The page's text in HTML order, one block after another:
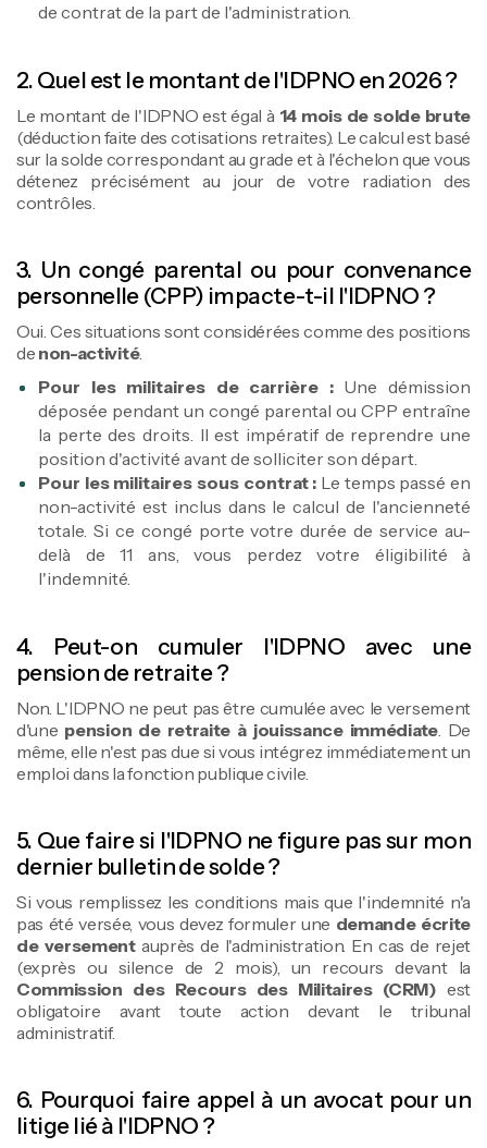
de contrat de la part de l'administration.
2. Quel est le montant de l'IDPNO en 2026 ?
Le montant de l'IDPNO est égal à 14 mois de solde brute
(déduction faite des cotisations retraites). Le calcul est basé
sur la solde correspondant au grade et à l'échelon que vous
détenez précisément au jour de votre radiation des
contrôles.
3. Un congé parental ou pour convenance
personnelle (CPP) impacte-t-il l'IDPNO ?
Oui. Ces situations sont considérées comme des positions
de non-activité.
Pour les militaires de carrière :Une démission
déposée pendant un congé parental ou CPP entraîne
la perte des droits. Il est impératif de reprendre une
position d'activité avant de solliciter son départ.
Pour les militaires sous contrat : Le temps passé en
non-activité est inclus dans le calcul de l'ancienneté
totale. Si ce congé porte votre durée de service au-
delà de 11 ans, vous perdez votre éligibilité à
l'indemnité.
4. Peut-on cumuler l'IDPNO avec une
pension de retraite ?
Non. L'IDPNO ne peut pas être cumulée avec le versement
d'une pension de retraite à jouissance immédiate. De
même, elle n'est pas due si vous intégrez immédiatement un
emploi dans la fonction publique civile.
5. Que faire si l'IDPNO ne figure pas sur mon
dernier bulletin de solde ?
Si vous remplissez les conditions mais que l'indemnité n'a
pas été versée, vous devez formuler une demande écrite
de versementauprès de l'administration. En cas de rejet
(exprès ou silence de 2 mois), un recours devant la
Commission des Recours des Militaires (CRM) est
obligatoire avant toute action devant le tribunal
administratif.
6. Pourquoi faire appel à un avocat pour un
litige lié à l'IDPNO ?